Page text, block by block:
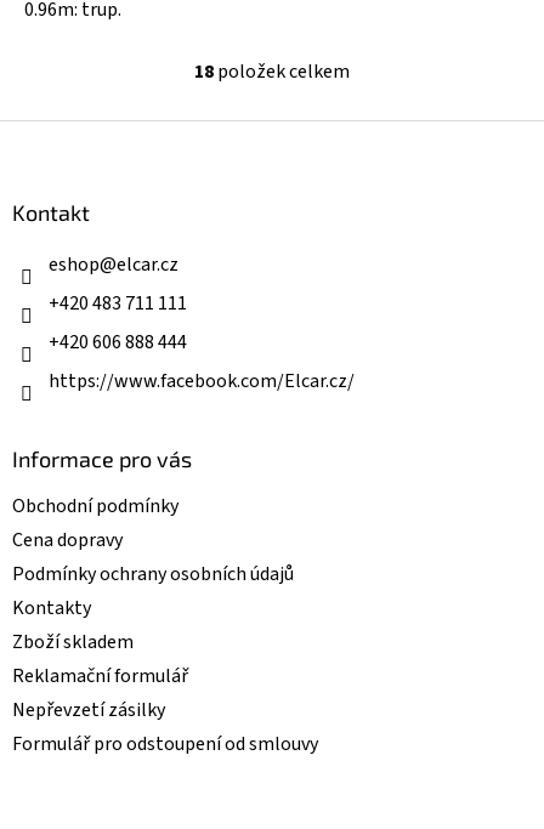
0.96m: trup.
O
l
v
18položek celkem
Kontakt
eshop@elcar.cz
+420 483 711 111
+420 606 888 444
https://www.facebook.com/Elcar.cz/
Informace pro vás
Obchodní podmínky
Cena dopravy
Podmínky ochrany osobních údajů
Kontakty
Zboží skladem
Reklamační formulář
Nepřevzetí zásilky
Formulář pro odstoupení od smlouvy